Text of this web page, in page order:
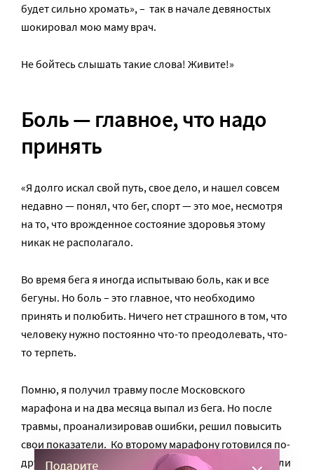
будет сильно хромать», – так в начале девяностых
шокировал мою маму врач.
Не бойтесь слышать такие слова! Живите!»
Боль — главное, что надо
принять
«Я долго искал свой путь, свое дело, и нашел совсем
недавно — понял, что бег, спорт — это мое, несмотря
на то, что врожденное состояние здоровья этому
никак не располагало.
Во время бега я иногда испытываю боль, как и все
бегуны. Но боль – это главное, что необходимо
принять и полюбить. Ничего нет страшного в том, что
человеку нужно постоянно что-то преодолевать, что-
то терпеть.
Помню, я получил травму после Московского
марафона и на два месяца выпал из бега. Но после
травмы, проанализировав ошибки, решил повысить
свои показатели. Ко второму марафону готовился по-
другому и пробежал его на отлично! Через две недели